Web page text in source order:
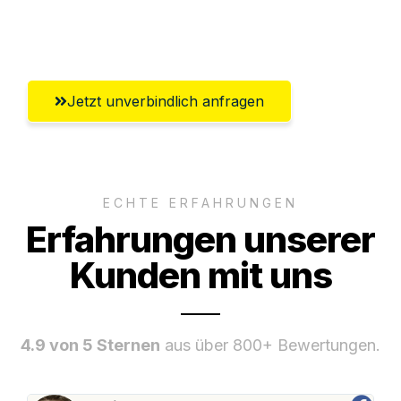
Jetzt unverbindlich anfragen
ECHTE ERFAHRUNGEN
Erfahrungen unserer
Kunden mit uns
4.9 von 5 Sternen aus über 800+ Bewertungen.